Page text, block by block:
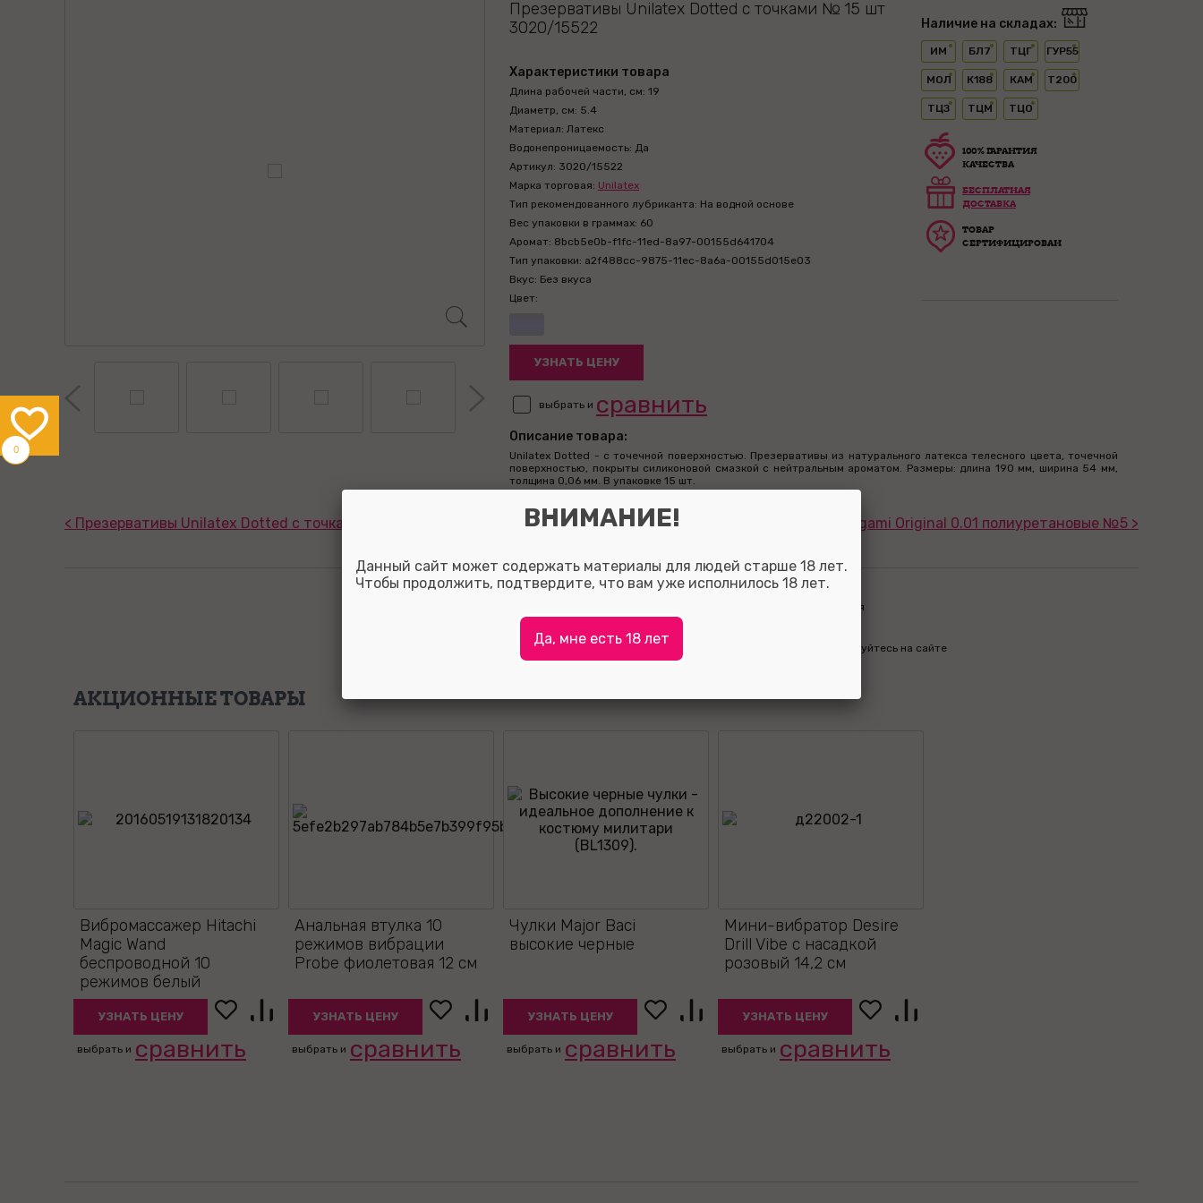
Презервативы Unilatex Dotted с точками № 15 шт
3020/15522
Характеристики товара
Длина рабочей части, см: 19
Диаметр, см: 5.4
Материал: Латекс
Водонепроницаемость: Да
Артикул: 3020/15522
Марка торговая: Unilatex
Тип рекомендованного лубриканта: На водной основе
Вес упаковки в граммах: 60
Аромат: 8bcb5e0b-f1fc-11ed-8a97-00155d641704
Тип упаковки: a2f488cc-9875-11ec-8a6a-00155d015e03
Вкус: Без вкуса
Цвет:
УЗНАТЬ ЦЕНУ
выбрать и сравнить
Наличие на складах:
ИМ БЛ7 ТЦГ ГУР55
МОЛ К188 КАМ Т200
ТЦЗ ТЦМ ТЦО
100% ГАРАНТИЯ
КАЧЕСТВА
БЕСПЛАТНАЯ
ДОСТАВКА
ТОВАР
СЕРТИФИЦИРОВАН
Описание товара:
Unilatex Dotted - с точечной поверхностью. Презервативы из натурального латекса телесного цвета, точечной
поверхностью, покрыты силиконовой смазкой с нейтральным ароматом. Размеры: длина 190 мм, ширина 54 мм,
толщина 0,06 мм. В упаковке 15 шт.
Презервативы Sagami Original 0.01 полиуретановые №5 >
< Презервативы Unilatex Dotted с точками № 3 шт
Оставить отзыв:
Так вы сможете помочь потенциальным покупателям определиться
с выбором, а также, за полезные отзывы мы начисляем бонусы
Для того что бы оставить отзыв зарегистрируйтесь либо авторизуйтесь на сайте
АКЦИОННЫЕ ТОВАРЫ
Вибромассажер Hitachi
Magic Wand
беспроводной 10
режимов белый
УЗНАТЬ ЦЕНУ
выбрать и сравнить
Анальная втулка 10
режимов вибрации
Probe фиолетовая 12 см
УЗНАТЬ ЦЕНУ
выбрать и сравнить
Чулки Major Baci
высокие черные
УЗНАТЬ ЦЕНУ
выбрать и сравнить
Мини-вибратор Desire
Drill Vibe с насадкой
розовый 14,2 см
УЗНАТЬ ЦЕНУ
выбрать и сравнить
0
ВНИМАНИЕ!
Данный сайт может содержать материалы для людей старше 18 лет.
Чтобы продолжить, подтвердите, что вам уже исполнилось 18 лет.
Да, мне есть 18 лет